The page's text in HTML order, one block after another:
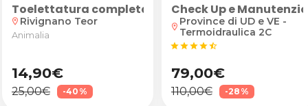
Caldaia
Toelettatura completa o bagno per cane fino a
location_on Rivignano Teor
Animalia
14,90€
25,00€ -40%
Check Up e
location_on Province di UD e VE -
Termoidraulica 2C
starstarstarstarstar_half
79,00€
110,00€ -28%